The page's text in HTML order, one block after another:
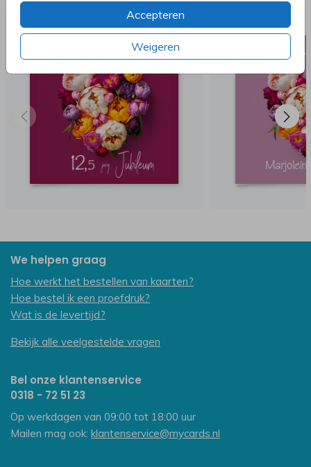
Accepteren
Weigeren
We helpen graag
Hoe werkt het bestellen van kaarten?
Hoe bestel ik een proefdruk?
Wat is de levertijd?
Bekijk alle veelgestelde vragen
Bel onze klantenservice
0318 - 72 51 23
Op werkdagen van 09:00 tot 18:00 uur
Mailen mag ook: klantenservice@mycards.nl